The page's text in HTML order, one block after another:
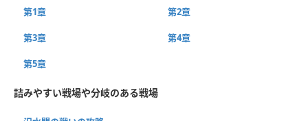
第1章 第2章
第3章 第4章
第5章
詰みやすい戦場や分岐のある戦場